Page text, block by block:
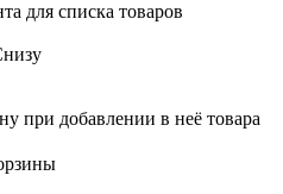
для списка товаров
при добавлении в неё товара